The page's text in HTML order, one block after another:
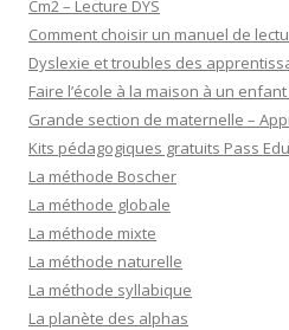
Cm2 – Lecture DYS
Comment choisir un manuel de
Dyslexie et troubles des
Faire l’école à la maison à un
Grande section de maternelle –
Kits pédagogiques gratuits Pass
La méthode Boscher
La méthode globale
La méthode mixte
La méthode naturelle
La méthode syllabique
La planète des alphas